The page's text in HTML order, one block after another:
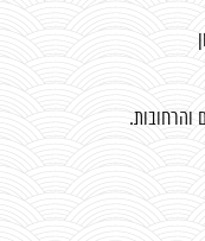
והרחובות.